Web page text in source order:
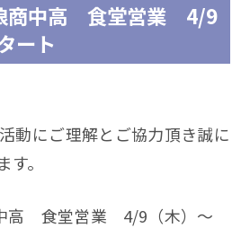
商中高 食堂営業 4/9
ート
動にご理解とご協力頂き誠に
。
高 食堂営業 4/9（木）～